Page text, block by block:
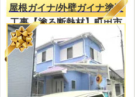
屋根ガイナ/外壁ガイナ塗装
工事【塗る断熱材】町田市
Ｎ様邸